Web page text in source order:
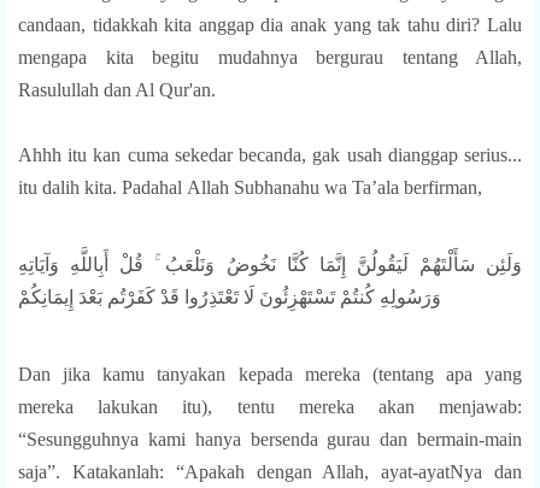
candaan, tidakkah kita anggap dia anak yang tak tahu diri? Lalu
mengapa kita begitu mudahnya bergurau tentang Allah,
Rasulullah dan Al Qur'an.
Ahhh itu kan cuma sekedar becanda, gak usah dianggap serius...
itu dalih kita. Padahal Allah Subhanahu wa Ta’ala berfirman,
وَلَئِن سَأَلْتَهُمْ لَيَقُولُنَّ إِنَّمَا كُنَّا نَخُوضُ وَنَلْعَبُ ۚ قُلْ أَبِاللَّهِ وَآيَاتِهِ
وَرَسُولِهِ كُنتُمْ تَسْتَهْزِئُونَ لَا تَعْتَذِرُوا قَدْ كَفَرْتُم بَعْدَ إِيمَانِكُمْ
Dan jika kamu tanyakan kepada mereka (tentang apa yang
mereka lakukan itu), tentu mereka akan menjawab:
“Sesungguhnya kami hanya bersenda gurau dan bermain-main
saja”. Katakanlah: “Apakah dengan Allah, ayat-ayatNya dan